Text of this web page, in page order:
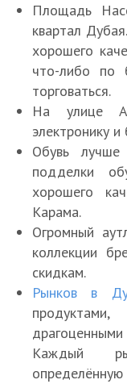
Площадь
квартал
хорошего
что-либо по
торговаться.
На улице
электронику
Обувь
подделки
хорошего
Карама.
Огромный
коллекции
скидкам.
Рынков в
Каждый